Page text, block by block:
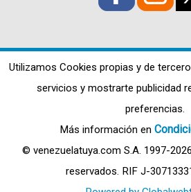
Utilizamos Cookies propias y de
servicios y mostrarte publicidad
preferencias.
Más información en
© venezuelatuya.com S.A. 1997-
reservados. RIF J-